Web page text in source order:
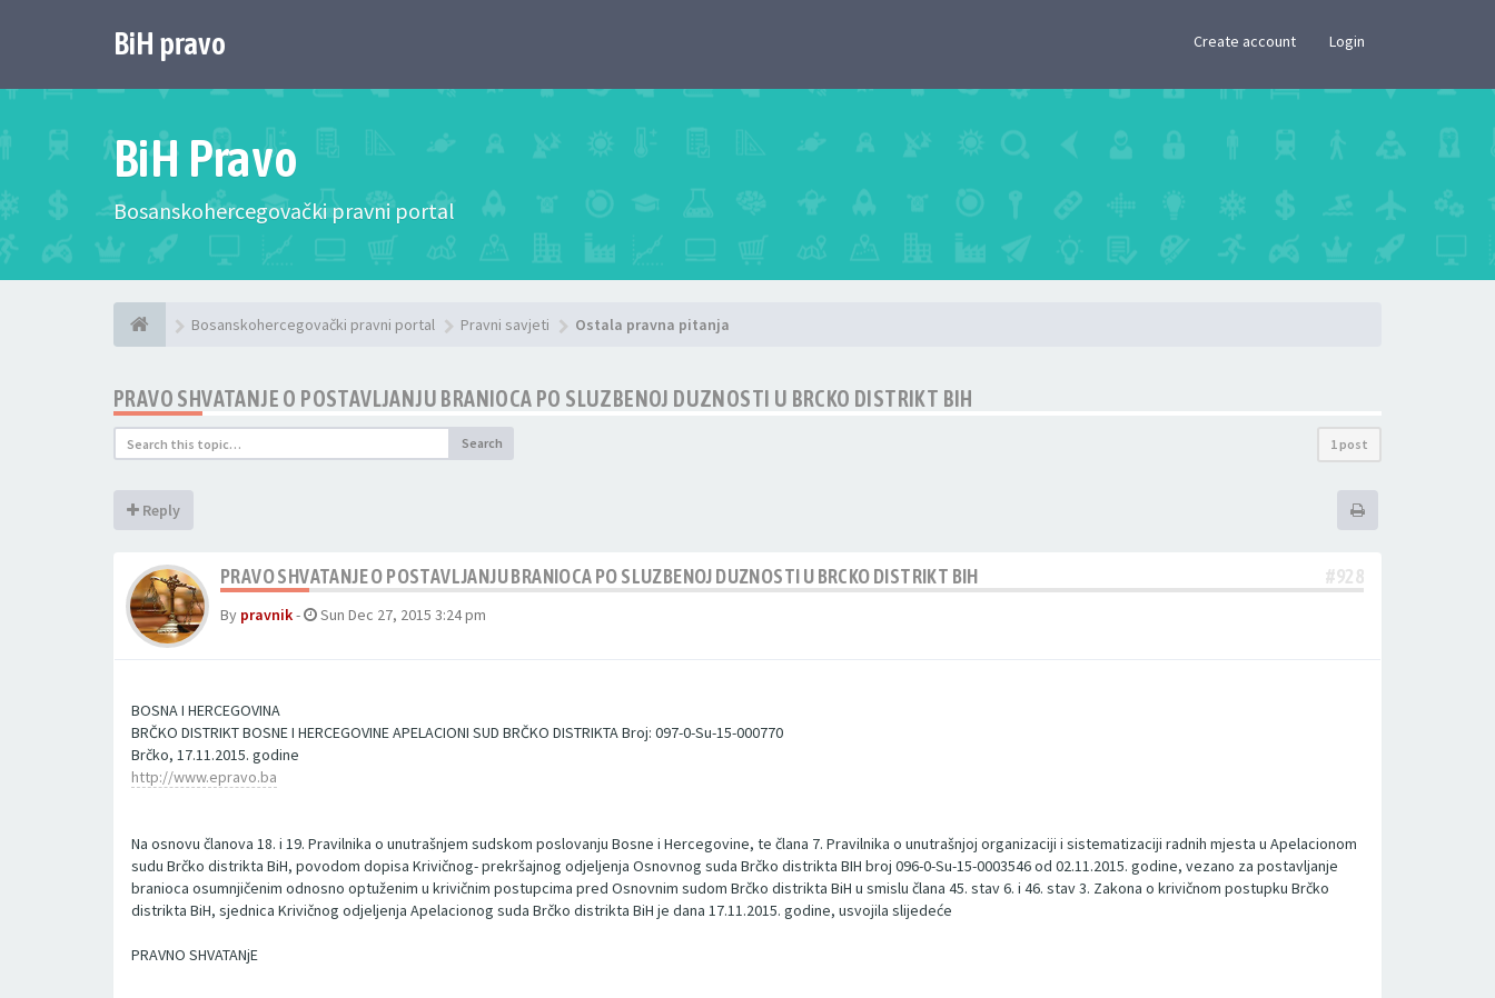
BiH pravo Create account Login
BiH Pravo
Bosanskohercegovački pravni portal
Bosanskohercegovački pravni portal Pravni savjeti Ostala pravna pitanja
PRAVO SHVATANJE O POSTAVLJANJU BRANIOCA PO SLUZBENOJ DUZNOSTI U BRCKO DISTRIKT BIH
Search 1 post
Reply
PRAVO SHVATANJE O POSTAVLJANJU BRANIOCA PO SLUZBENOJ DUZNOSTI U BRCKO DISTRIKT BIH #928
By pravnik- Sun Dec 27, 2015 3:24 pm
BOSNA I HERCEGOVINA
BRČKO DISTRIKT BOSNE I HERCEGOVINE APELACIONI SUD BRČKO DISTRIKTA Broj: 097-0-Su-15-000770
Brčko, 17.11.2015. godine
http://www.epravo.ba
Na osnovu članova 18. i 19. Pravilnika o unutrašnjem sudskom poslovanju Bosne i Hercegovine, te člana 7. Pravilnika o unutrašnjoj organizaciji i sistematizaciji radnih mjesta u Apelacionom
sudu Brčko distrikta BiH, povodom dopisa Krivičnog- prekršajnog odjeljenja Osnovnog suda Brčko distrikta BIH broj 096-0-Su-15-0003546 od 02.11.2015. godine, vezano za postavljanje
branioca osumnjičenim odnosno optuženim u krivičnim postupcima pred Osnovnim sudom Brčko distrikta BiH u smislu člana 45. stav 6. i 46. stav 3. Zakona o krivičnom postupku Brčko
distrikta BiH, sjednica Krivičnog odjeljenja Apelacionog suda Brčko distrikta BiH je dana 17.11.2015. godine, usvojila slijedeće
PRAVNO SHVATANjE